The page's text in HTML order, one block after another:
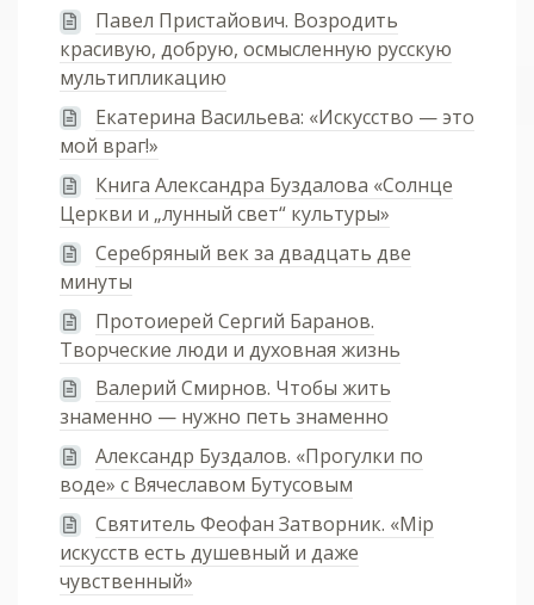
Павел Пристайович. Возродить
красивую, добрую, осмысленную русскую
мультипликацию
Екатерина Васильева: «Искусство — это
мой враг!»
Книга Александра Буздалова «Солнце
Церкви и „лунный свет“ культуры»
Серебряный век за двадцать две
минуты
Протоиерей Сергий Баранов.
Творческие люди и духовная жизнь
Валерий Смирнов. Чтобы жить
знаменно — нужно петь знаменно
Александр Буздалов. «Прогулки по
воде» с Вячеславом Бутусовым
Святитель Феофан Затворник. «Мiр
искусств есть душевный и даже
чувственный»